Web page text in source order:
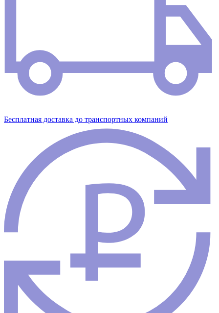
Бесплатная доставка до транспортных компаний